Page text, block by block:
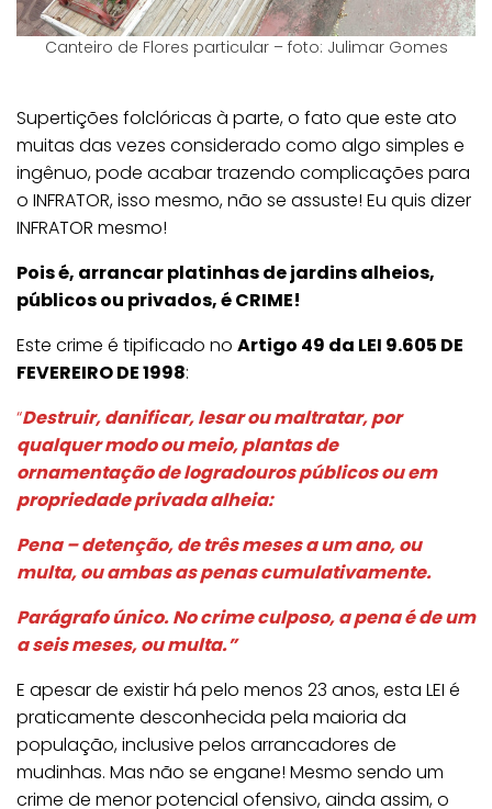
Canteiro de Flores particular – foto: Julimar Gomes
Supertições folclóricas à parte, o fato que este ato
muitas das vezes considerado como algo simples e
ingênuo, pode acabar trazendo complicações para
o INFRATOR, isso mesmo, não se assuste! Eu quis dizer
INFRATOR mesmo!
Pois é, arrancar platinhas de jardins alheios,
públicos ou privados, é CRIME!
Este crime é tipificado no Artigo 49 da LEI 9.605 DE
FEVEREIRO DE 1998:
“Destruir, danificar, lesar ou maltratar, por
qualquer modo ou meio, plantas de
ornamentação de logradouros públicos ou em
propriedade privada alheia:
Pena – detenção, de três meses a um ano, ou
multa, ou ambas as penas cumulativamente.
Parágrafo único. No crime culposo, a pena é de um
a seis meses, ou multa.”
E apesar de existir há pelo menos 23 anos, esta LEI é
praticamente desconhecida pela maioria da
população, inclusive pelos arrancadores de
mudinhas. Mas não se engane! Mesmo sendo um
crime de menor potencial ofensivo, ainda assim, o